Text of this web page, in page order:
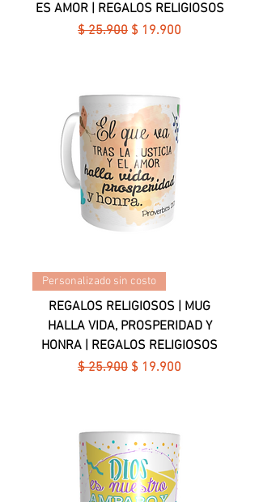
ES AMOR | REGALOS RELIGIOSOS
Precio
$ 25.900 Precio de oferta
$ 19.900
Personalizado sin costo
REGALOS RELIGIOSOS | MUG
HALLA VIDA, PROSPERIDAD Y
HONRA | REGALOS RELIGIOSOS
Precio
$ 25.900 Precio de oferta
$ 19.900